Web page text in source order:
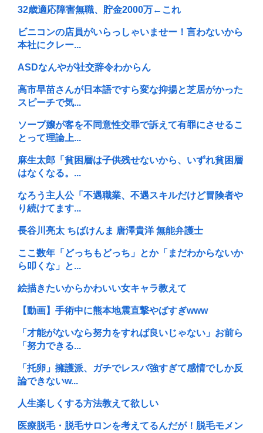
32歳適応障害無職、貯金2000万←これ
ビニコンの店員がいらっしゃいませー！言わないから
本社にクレー...
ASDなんやが社交辞令わからん
高市早苗さんが日本語ですら変な抑揚と芝居がかった
スピーチで気...
ソープ嬢が客を不同意性交罪で訴えて有罪にさせるこ
とって理論上...
麻生太郎「貧困層は子供残せないから、いずれ貧困層
はなくなる。...
なろう主人公「不遇職業、不遇スキルだけど冒険者や
り続けてます...
長谷川亮太 ちばけんま 唐澤貴洋 無能弁護士
ここ数年「どっちもどっち」とか「まだわからないか
ら叩くな」と...
絵描きたいからかわいい女キャラ教えて
【動画】手術中に熊本地震直撃やばすぎwww
「才能がないなら努力をすれば良いじゃない」お前ら
「努力できる...
「托卵」擁護派、ガチでレスバ強すぎて感情でしか反
論できないw...
人生楽しくする方法教えて欲しい
医療脱毛・脱毛サロンを考えてるんだが！脱毛モメン